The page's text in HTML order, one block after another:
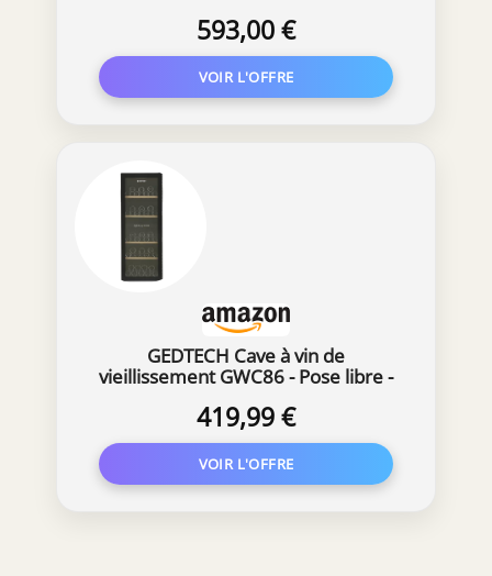
593,00 €
GEDTECH Cave à vin de
vieillissement GWC86 - Pose libre -
Etagères bois - No Frost - Noir
419,99 €